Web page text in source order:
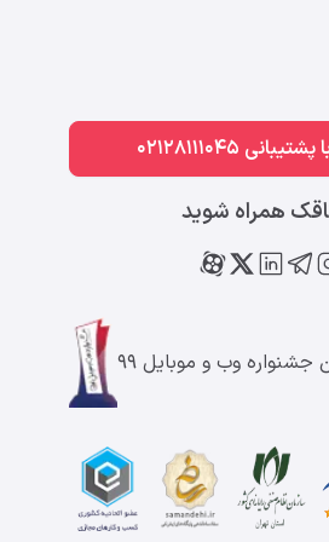
02128111045
همراه شوید
وب و موبایل ۹۹